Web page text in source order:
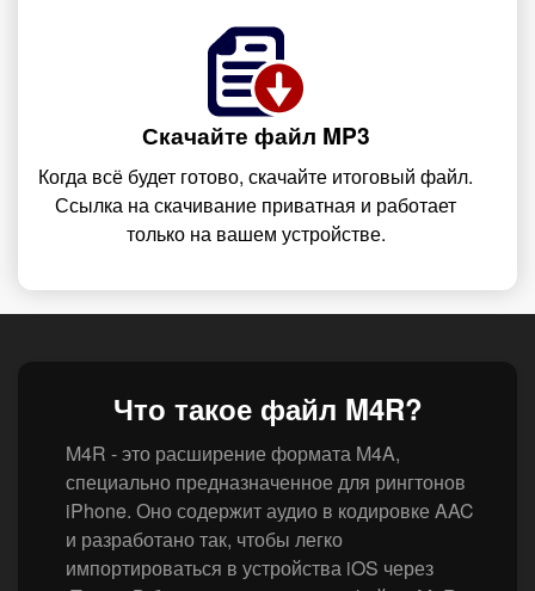
Скачайте файл MP3
Когда всё будет готово, скачайте итоговый файл.
Ссылка на скачивание приватная и работает
только на вашем устройстве.
Что такое файл M4R?
M4R - это расширение формата M4A,
специально предназначенное для рингтонов
iPhone. Оно содержит аудио в кодировке AAC
и разработано так, чтобы легко
импортироваться в устройства iOS через